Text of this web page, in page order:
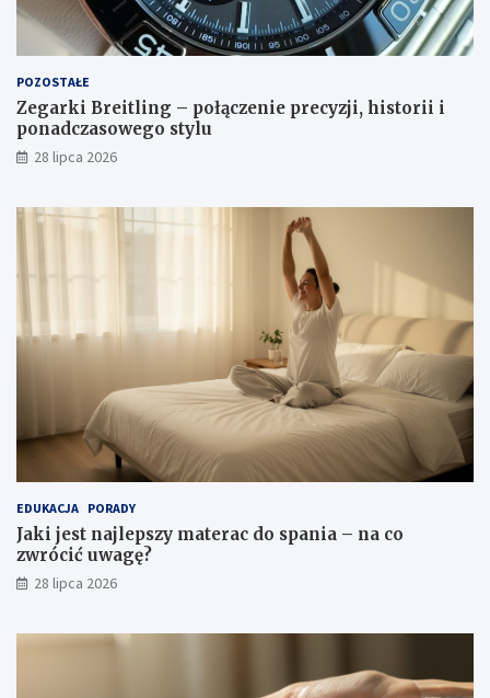
POZOSTAŁE
Zegarki Breitling – połączenie precyzji, historii i
ponadczasowego stylu
28 lipca 2026
EDUKACJA PORADY
Jaki jest najlepszy materac do spania – na co
zwrócić uwagę?
28 lipca 2026